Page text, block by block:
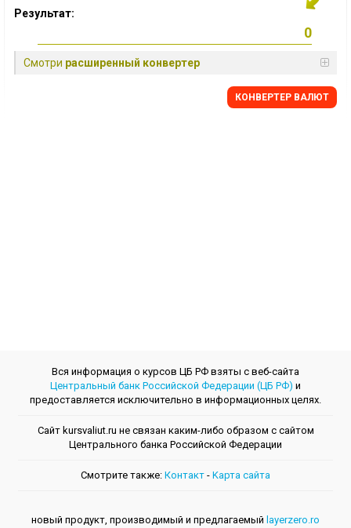
Результат:
Смотри расширенный конвертер
КОНВЕРТЕР ВАЛЮТ
Вся информация о курсов ЦБ РФ взяты с веб-сайта
Центральный банк Российской Федерации (ЦБ РФ) и
предоставляется исключительно в информационных целях.
Сайт kursvaliut.ru не связан каким-либо образом с сайтом
Центрального банкa Российской Федерации
Смотрите также: Контакт - Kарта сайта
новый продукт, производимый и предлагаемый layerzero.ro